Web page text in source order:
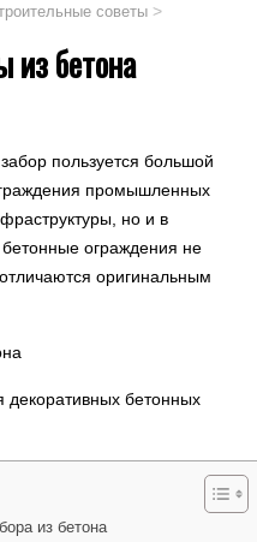
советы >
из бетона
пользуется большой
промышленных
но и в
ограждения не
оригинальным
бетонных
из бетона